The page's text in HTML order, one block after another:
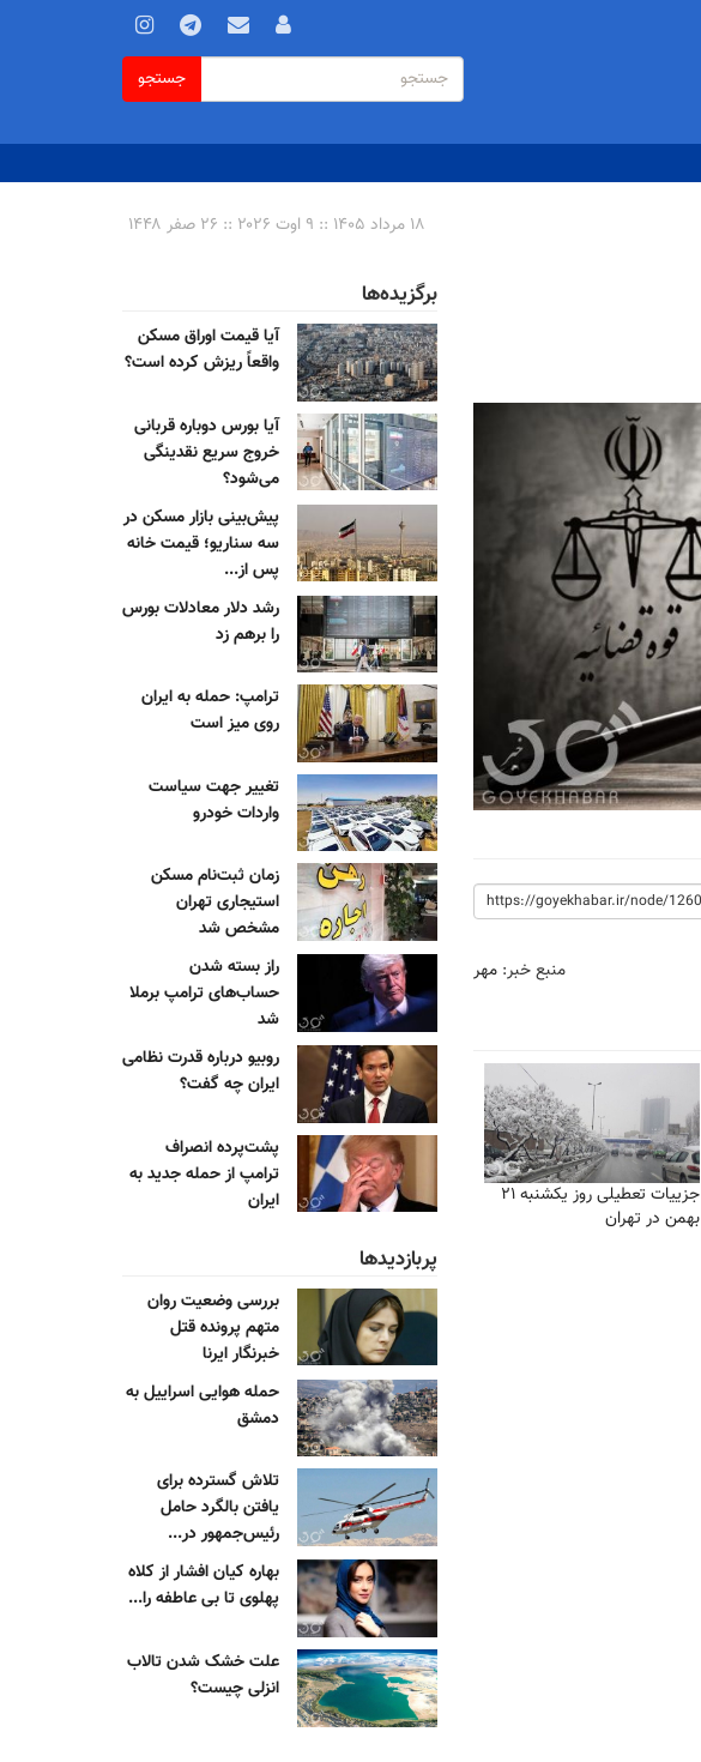
فرم
جستجو
جستجو
۱۸ مرداد ۱۴۰۵ :: ۹ اوت ۲۰۲۶ :: ۲۶ صفر ۱۴۴۸
منبع خبر:مهر
جزییات تعطیلی روز یکشنبه ۲۱
بهمن در تهران
برگزیده‌ها
آیا قیمت اوراق مسکن
واقعاً ریزش کرده است؟
آیا بورس دوباره قربانی
خروج سریع نقدینگی
می‌شود؟
پیش‌بینی بازار مسکن در
سه سناریو؛ قیمت خانه
پس از...
رشد دلار معادلات بورس
را برهم زد
ترامپ: حمله به ایران
روی میز است
تغییر جهت سیاست
واردات خودرو
زمان ثبت‌نام مسکن
استیجاری تهران
مشخص شد
راز بسته شدن
حساب‌های ترامپ برملا
شد
روبیو درباره قدرت نظامی
ایران چه گفت؟
پشت‌پرده انصراف
ترامپ از حمله جدید به
ایران
پربازدیدها
بررسی وضعیت روان
متهم پرونده قتل
خبرنگار ایرنا
حمله هوایی اسراییل به
دمشق
تلاش گسترده برای
یافتن بالگرد حامل
رئیس‌جمهور در...
بهاره کیان افشار از کلاه
پهلوی تا بی عاطفه را...
علت خشک شدن تالاب
انزلی چیست؟